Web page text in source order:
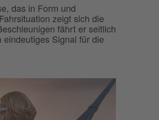
das in Form und
zeigt sich die
fährt er seitlich
Signal für die